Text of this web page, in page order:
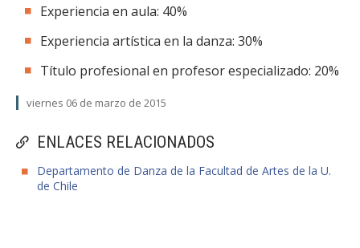
ENLACES RELACIONADOS
Departamento de Danza de la Facultad de Artes de la U.
de Chile
Experiencia en aula: 40%
Experiencia artística en la danza: 30%
Título profesional en profesor especializado: 20%
viernes 06 de marzo de 2015